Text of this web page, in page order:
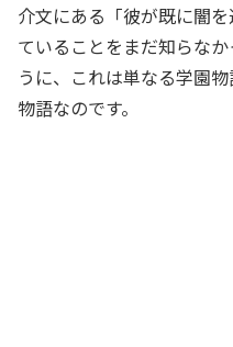
介文にある「彼が既に闇
ていることをまだ知らな
うに、これは単なる学園
物語なのです。